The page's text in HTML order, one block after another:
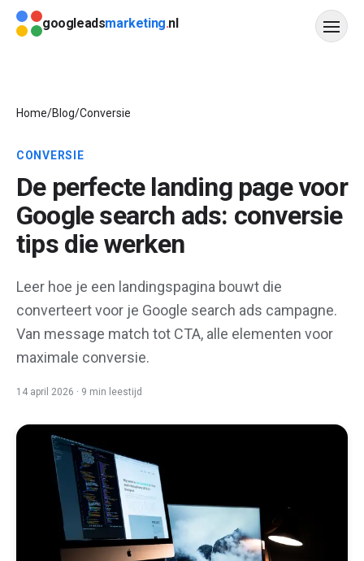
Direct naar content
googleadsmarketing.nl
Veelgestelde vragen
Blog
Offerte aanvragen
Home/Blog/Conversie
CONVERSIE
De perfecte landing page voor
Google search ads: conversie
tips die werken
Leer hoe je een landingspagina bouwt die
converteert voor je Google search ads campagne.
Van message match tot CTA, alle elementen voor
maximale conversie.
14 april 2026 · 9 min leestijd